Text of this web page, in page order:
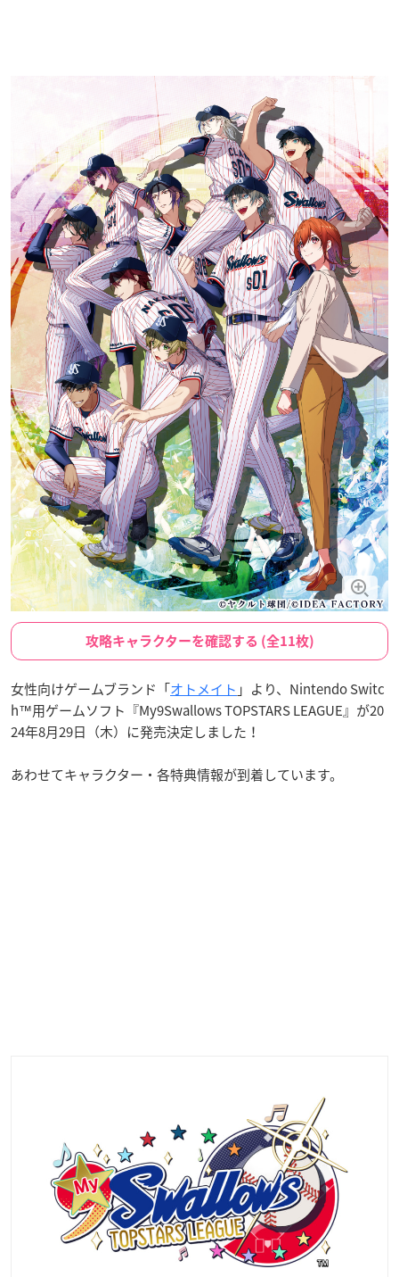
攻略キャラクターを確認する (全11枚)
女性向けゲームブランド「オトメイト 」より、Nintendo Switc
h™用ゲームソフト『My9Swallows TOPSTARS LEAGUE』が20
24年8月29日（木）に発売決定しました！
あわせてキャラクター・各特典情報が到着しています。